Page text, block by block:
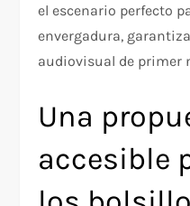
el escenario perfecto
envergadura,
audiovisual de primer
Una
accesible